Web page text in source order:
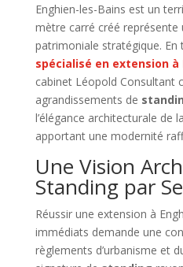
Enghien-les-Bains est un
mètre carré créé représente
patrimoniale stratégique. En
spécialisé en extension à
cabinet Léopold Consultant
agrandissements de
l’élégance architecturale de
apportant une modernité
Une Vision
Standing par
Réussir une extension à
immédiats demande une
règlements d’urbanisme et